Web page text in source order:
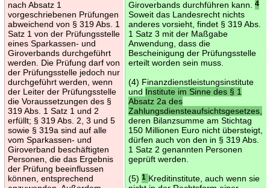
nach Absatz 1
vorgeschriebenen Prüfungen
abweichend von § 319 Abs. 1
Satz 1 von der Prüfungsstelle
eines Sparkassen- und
Giroverbands durchgeführt
werden. Die Prüfung darf von
der Prüfungsstelle jedoch nur
durchgeführt werden, wenn
der Leiter der Prüfungsstelle
die Voraussetzungen des §
319 Abs. 1 Satz 1 und 2
erfüllt; § 319 Abs. 2, 3 und 5
sowie § 319a sind auf alle
vom Sparkassen- und
Giroverband beschäftigten
Personen, die das Ergebnis
der Prüfung beeinflussen
können, entsprechend
Giroverbands durchführen kann.
4
Soweit das Landesrecht nichts
anderes vorsieht, findet § 319 Abs.
1 Satz 3 mit der Maßgabe
Anwendung, dass die
Bescheinigung der Prüfungsstelle
erteilt worden sein muss.
(4) Finanzdienstleistungsinstitute
und Institute im Sinne des § 1
Absatz 2a des
Zahlungsdiensteaufsichtsgesetzes,
deren Bilanzsumme am Stichtag
150 Millionen Euro nicht übersteigt,
dürfen auch von den in § 319 Abs.
1 Satz 2 genannten Personen
geprüft werden.
(5) 1 Kreditinstitute, auch wenn sie